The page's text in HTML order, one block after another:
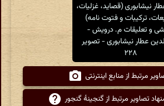
نیشابوری (قصاید، غزلیات،
ترکیبات و فتوت نامه)
و تعلیقات م. درویش -
عطار نیشابوری - تصویر
۲۲۸
مرتبط از منابع اینترنتی
تصاویر مرتبط از گنجینهٔ گنجور